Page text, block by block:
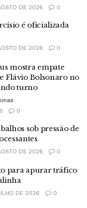
DE 2026 0
é oficializada
DE 2026 0
mostra empate
Flávio Bolsonaro no
turno
0
sob pressão de
DE 2026 0
para apurar tráfico
DE 2026 0